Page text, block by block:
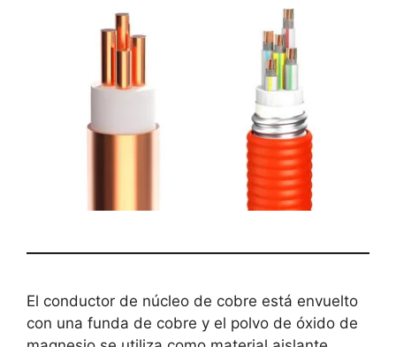
El conductor de núcleo de cobre está envuelto
con una funda de cobre y el polvo de óxido de